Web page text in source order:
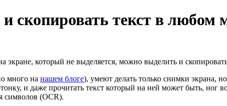
скопировать текст в любом
экране, который не выделяется, можно выделить и
много на нашем блоге), умеют делать только снимки экрана,
и даже прочитать текст который на ней может быть, ног
символов (OCR).